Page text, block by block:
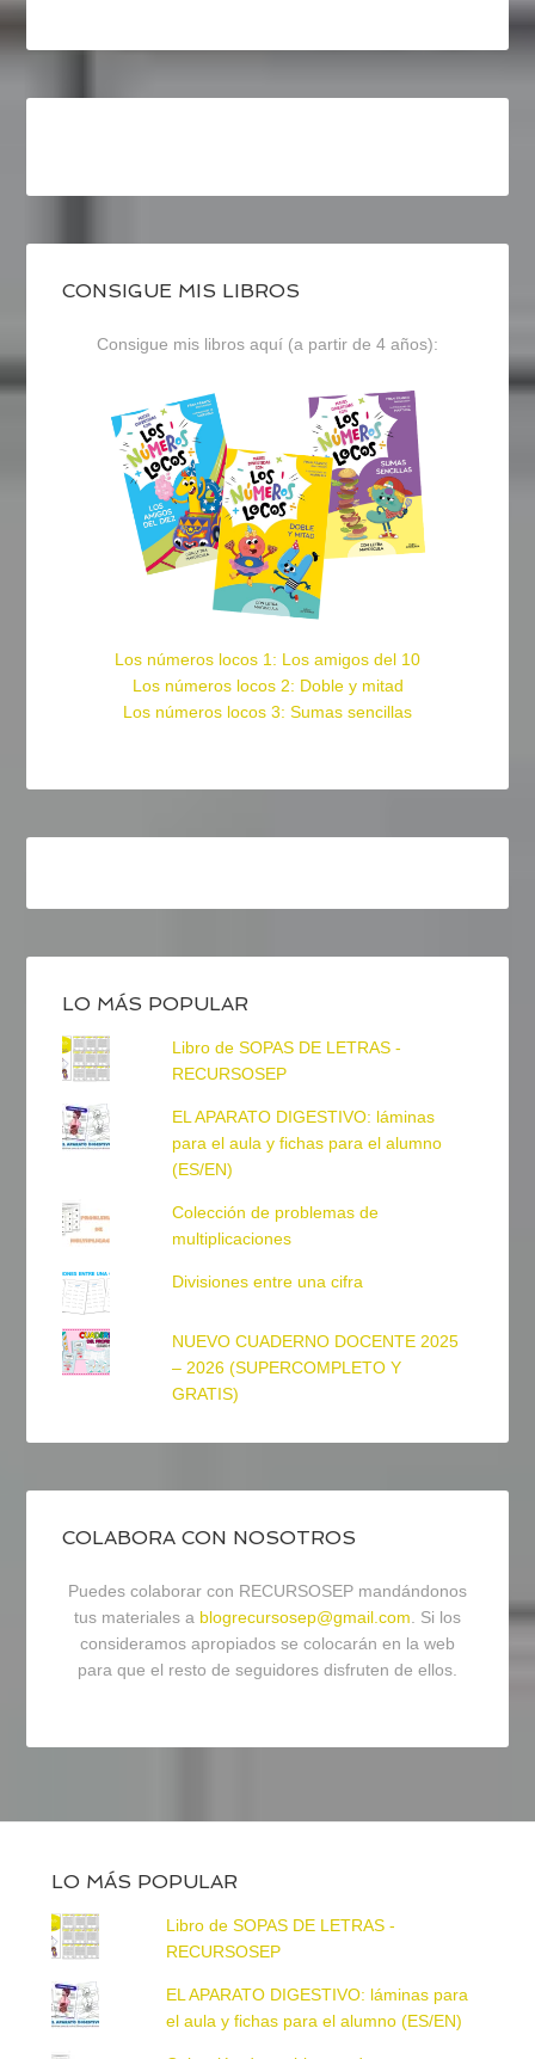
CONSIGUE MIS LIBROS
Consigue mis libros aquí (a partir de 4 años):
Los números locos 1: Los amigos del 10
Los números locos 2: Doble y mitad
Los números locos 3: Sumas sencillas
LO MÁS POPULAR
Libro de SOPAS DE LETRAS -
RECURSOSEP
EL APARATO DIGESTIVO: láminas
para el aula y fichas para el alumno
(ES/EN)
Colección de problemas de
multiplicaciones
Divisiones entre una cifra
NUEVO CUADERNO DOCENTE 2025
– 2026 (SUPERCOMPLETO Y
GRATIS)
COLABORA CON NOSOTROS
Puedes colaborar con RECURSOSEP mandándonos
tus materiales a blogrecursosep@gmail.com . Si los
consideramos apropiados se colocarán en la web
para que el resto de seguidores disfruten de ellos.
LO MÁS POPULAR
Libro de SOPAS DE LETRAS -
RECURSOSEP
EL APARATO DIGESTIVO: láminas para
el aula y fichas para el alumno (ES/EN)